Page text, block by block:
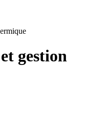
gestion